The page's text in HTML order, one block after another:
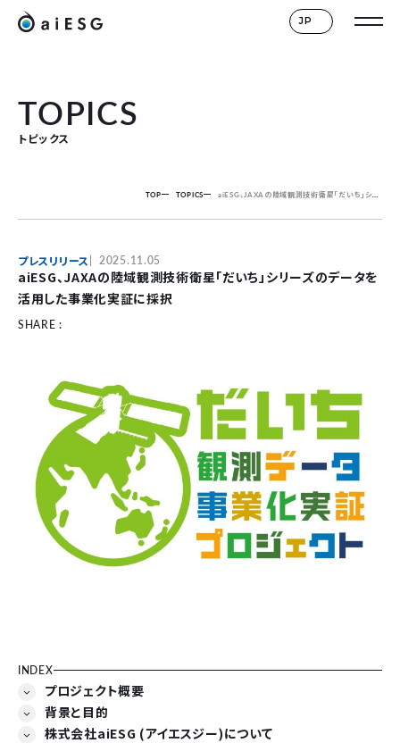
JP
TOPICS
トピックス
TOP TOPICS aiESG、JAXAの陸域観測技術衛星「だいち」シリーズのデータを活用した事業化実証に採択
プレスリリース 2025.11.05
aiESG、JAXAの陸域観測技術衛星「だいち」シリーズのデータを
活用した事業化実証に採択
SHARE :
INDEX
プロジェクト概要
背景と目的
株式会社aiESG (アイエスジー)について